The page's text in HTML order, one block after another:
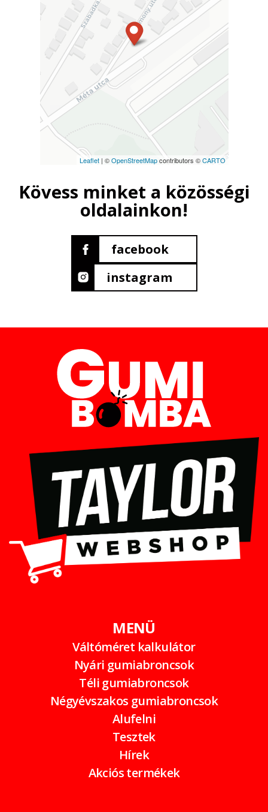
Leaflet| ©OpenStreetMapcontributors ©CARTO
Kövess minket a közösségi
oldalainkon!
facebook
instagram
MENÜ
Váltóméret kalkulátor
Nyári gumiabroncsok
Téli gumiabroncsok
Négyévszakos gumiabroncsok
Alufelni
Tesztek
Hírek
Akciós termékek